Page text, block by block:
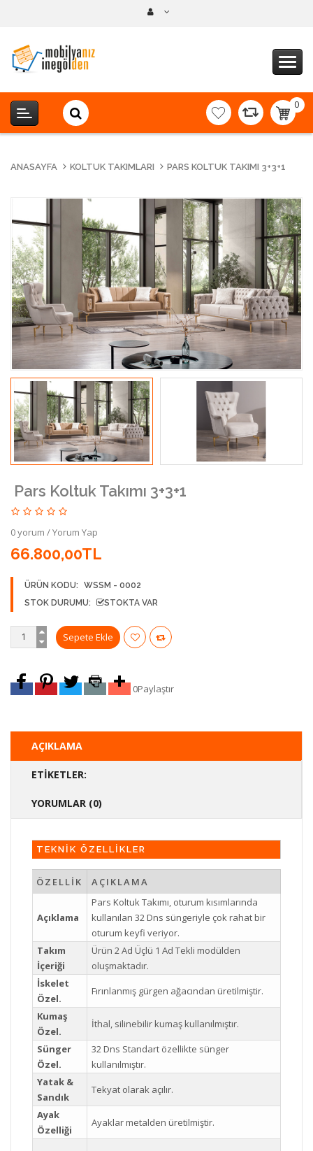
0
-
ANASAYFA KOLTUK TAKIMLARI PARS KOLTUK TAKIMI 3+3+1
Pars Koltuk Takımı 3+3+1
0 yorum /Yorum Yap
66.800,00TL
ÜRÜN KODU:
WSSM - 0002
STOK DURUMU:
STOKTA VAR
0Paylaştır
AÇIKLAMA
ETIKETLER:
YORUMLAR (0)
TEKNİK ÖZELLİKLER
ÖZELLİK AÇIKLAMA
Açıklama
Pars Koltuk Takımı, oturum kısımlarında
kullanılan 32 Dns süngeriyle çok rahat bir
oturum keyfi veriyor.
Takım
İçeriği
Ürün 2 Ad Üçlü 1 Ad Tekli modülden
oluşmaktadır.
İskelet
Özel.
Fırınlanmış gürgen ağacından üretilmiştir.
Kumaş
Özel.
İthal, silinebilir kumaş kullanılmıştır.
Sünger
Özel.
32 Dns Standart özellikte sünger
kullanılmıştır.
Yatak &
Sandık
Tekyat olarak açılır.
Ayak
Özelliği
Ayaklar metalden üretilmiştir.